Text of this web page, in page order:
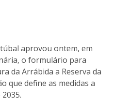
aprovou ontem, em
o formulário para
da Arrábida a Reserva da
que define as medidas a